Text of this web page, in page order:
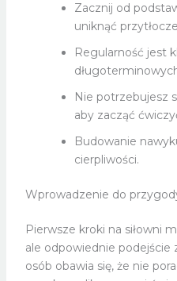
Zacznij od
uniknąć
Regularność jest
Nie potrzebujesz
aby zacząć
Budowanie
cierpliwości.
Wprowadzenie do
Pierwsze kroki na siłowni
ale odpowiednie podejście
osób obawia się, że nie